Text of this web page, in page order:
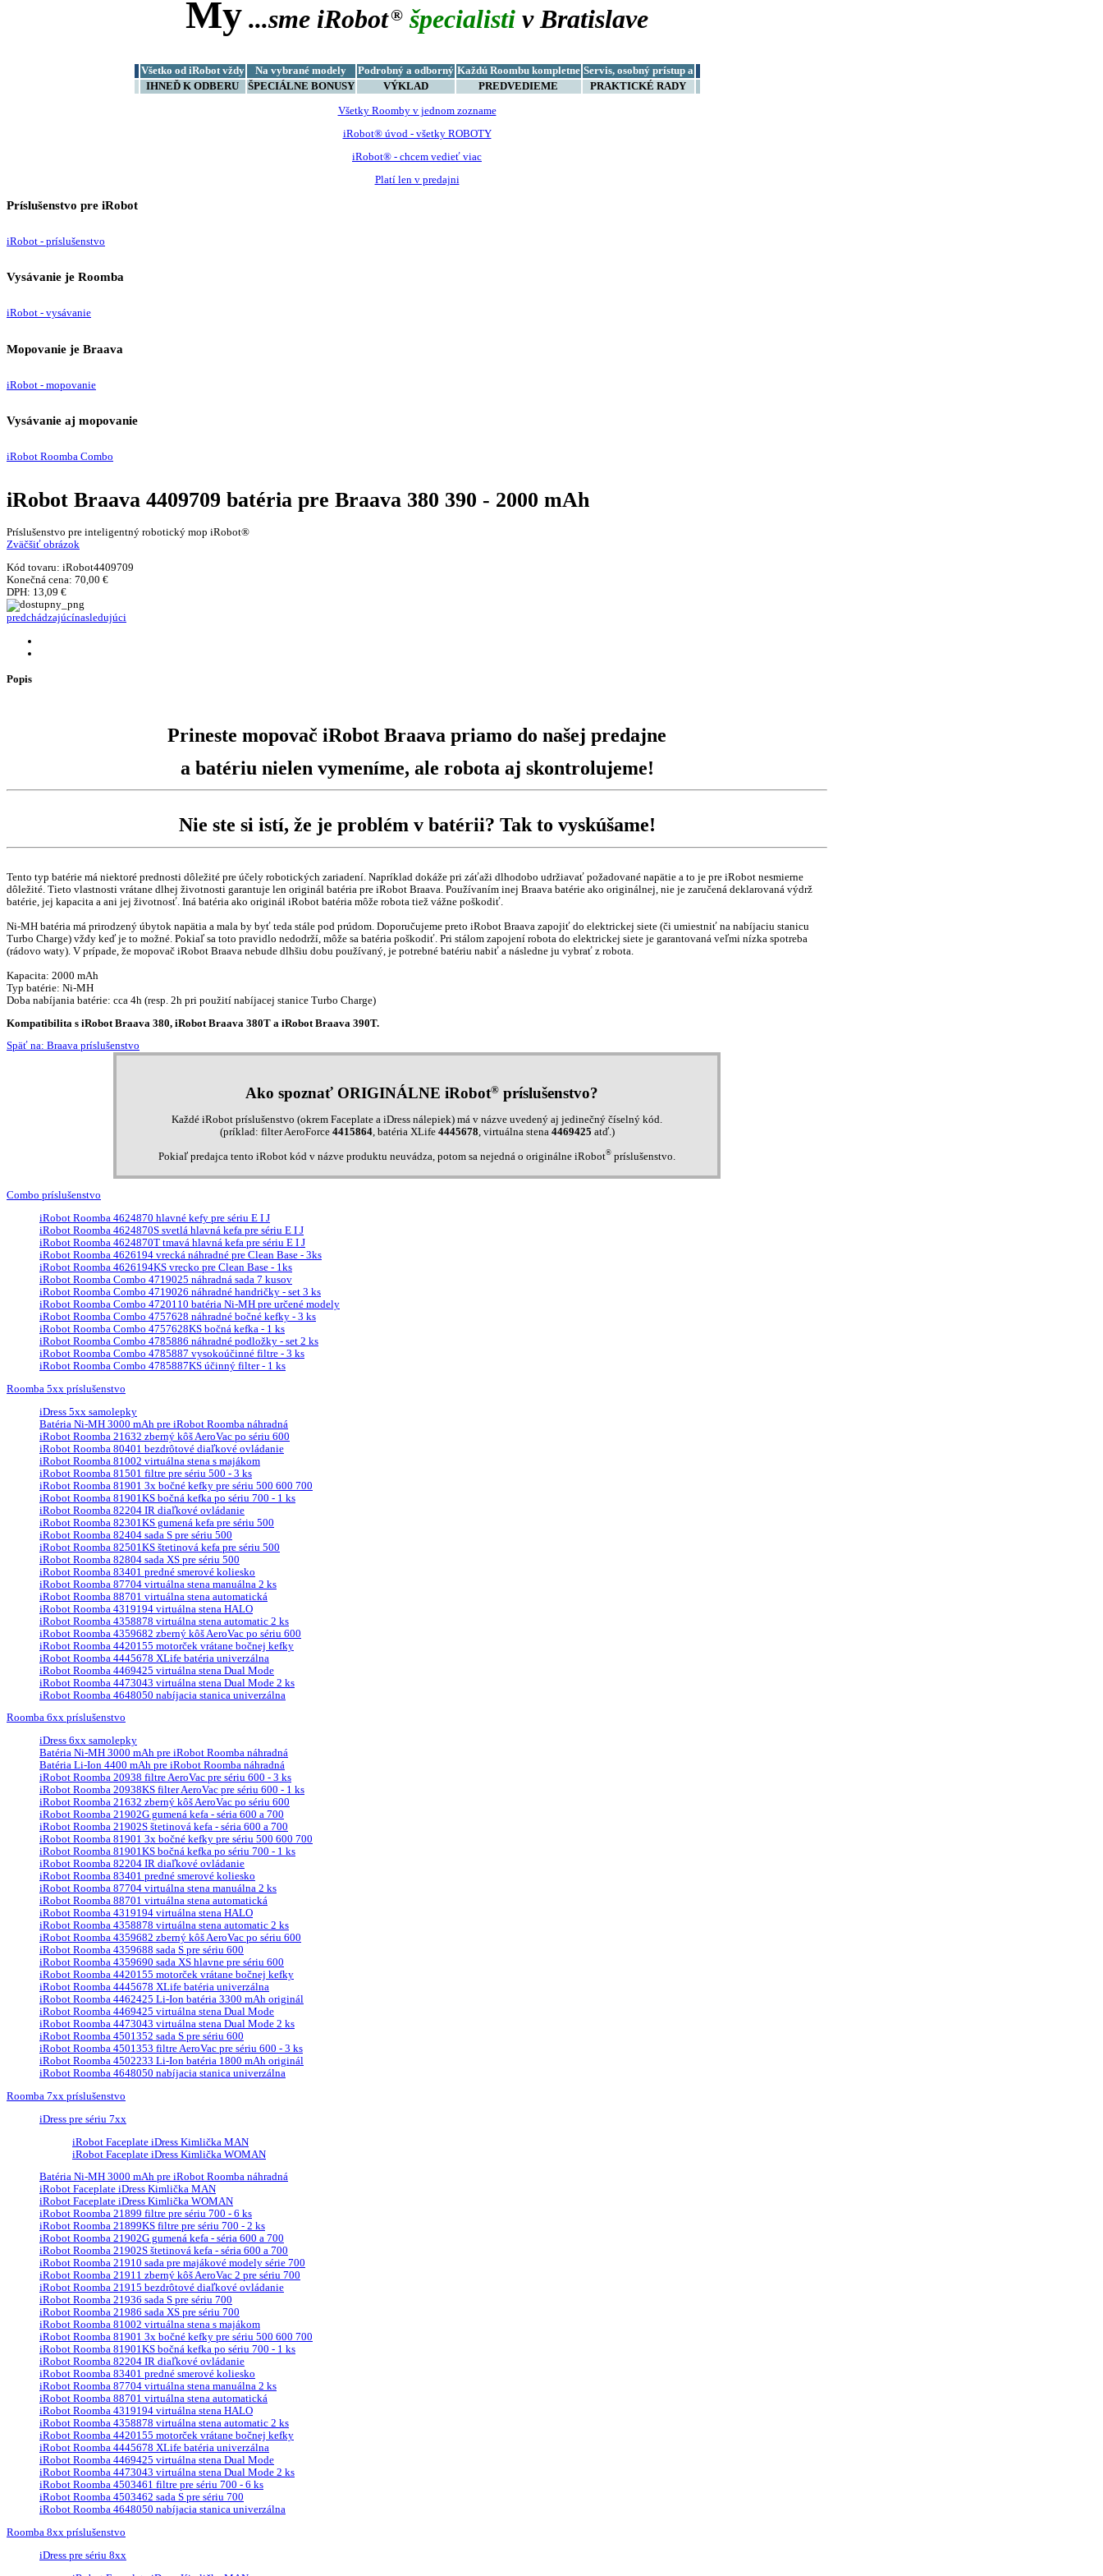
My ...sme iRobot® špecialisti v Bratislave
Všetko od iRobot vždy Na vybrané modely Podrobný a odborný Každú Roombu kompletne Servis, osobný prístup a
IHNEĎ K ODBERU
ŠPECIÁLNE BONUSY VÝKLAD PREDVEDIEME PRAKTICKÉ RADY
Všetky Roomby v jednom zozname
iRobot® úvod - všetky ROBOTY
iRobot® - chcem vedieť viac
Platí len v predajni
Príslušenstvo pre iRobot
iRobot - príslušenstvo
Vysávanie je Roomba
iRobot - vysávanie
Mopovanie je Braava
iRobot - mopovanie
Vysávanie aj mopovanie
iRobot Roomba Combo
iRobot Braava 4409709 batéria pre Braava 380 390 - 2000 mAh
Príslušenstvo pre inteligentný robotický mop iRobot®
Zväčšiť obrázok
Kód tovaru: iRobot4409709
Konečná cena: 70,00 €
DPH: 13,09 €
predchádzajúcínasledujúci
Popis
Prineste mopovač iRobot Braava priamo do našej predajne
a batériu nielen vymeníme, ale robota aj skontrolujeme!
Nie ste si istí, že je problém v batérii? Tak to vyskúšame!
Tento typ batérie má niektoré prednosti dôležité pre účely robotických zariadení. Napríklad dokáže pri záťaži dlhodobo udržiavať požadované napätie a to je pre iRobot nesmierne
dôležité. Tieto vlastnosti vrátane dlhej životnosti garantuje len originál batéria pre iRobot Braava. Používaním inej Braava batérie ako originálnej, nie je zaručená deklarovaná výdrž
batérie, jej kapacita a ani jej životnosť. Iná batéria ako originál iRobot batéria môže robota tiež vážne poškodiť.
Ni-MH batéria má prirodzený úbytok napätia a mala by byť teda stále pod prúdom. Doporučujeme preto iRobot Braava zapojiť do elektrickej siete (či umiestniť na nabíjaciu stanicu
Turbo Charge) vždy keď je to možné. Pokiaľ sa toto pravidlo nedodrží, môže sa batéria poškodiť. Pri stálom zapojení robota do elektrickej siete je garantovaná veľmi nízka spotreba
(rádovo waty). V prípade, že mopovač iRobot Braava nebude dlhšiu dobu používaný, je potrebné batériu nabiť a následne ju vybrať z robota.
Kapacita: 2000 mAh
Typ batérie: Ni-MH
Doba nabíjania batérie: cca 4h (resp. 2h pri použití nabíjacej stanice Turbo Charge)
Kompatibilita s iRobot Braava 380, iRobot Braava 380T a iRobot Braava 390T.
Späť na: Braava príslušenstvo
Ako spoznať ORIGINÁLNE iRobot® príslušenstvo?
Každé iRobot príslušenstvo (okrem Faceplate a iDress nálepiek) má v názve uvedený aj jedinečný číselný kód.
(príklad: filter AeroForce 4415864, batéria XLife4445678, virtuálna stena 4469425 atď.)
Pokiaľ predajca tento iRobot kód v názve produktu neuvádza, potom sa nejedná o originálne iRobot® príslušenstvo.
Combo príslušenstvo
iRobot Roomba 4624870 hlavné kefy pre sériu E I J
iRobot Roomba 4624870S svetlá hlavná kefa pre sériu E I J
iRobot Roomba 4624870T tmavá hlavná kefa pre sériu E I J
iRobot Roomba 4626194 vrecká náhradné pre Clean Base - 3ks
iRobot Roomba 4626194KS vrecko pre Clean Base - 1ks
iRobot Roomba Combo 4719025 náhradná sada 7 kusov
iRobot Roomba Combo 4719026 náhradné handričky - set 3 ks
iRobot Roomba Combo 4720110 batéria Ni-MH pre určené modely
iRobot Roomba Combo 4757628 náhradné bočné kefky - 3 ks
iRobot Roomba Combo 4757628KS bočná kefka - 1 ks
iRobot Roomba Combo 4785886 náhradné podložky - set 2 ks
iRobot Roomba Combo 4785887 vysokoúčinné filtre - 3 ks
iRobot Roomba Combo 4785887KS účinný filter - 1 ks
Roomba 5xx príslušenstvo
iDress 5xx samolepky
Batéria Ni-MH 3000 mAh pre iRobot Roomba náhradná
iRobot Roomba 21632 zberný kôš AeroVac po sériu 600
iRobot Roomba 80401 bezdrôtové diaľkové ovládanie
iRobot Roomba 81002 virtuálna stena s majákom
iRobot Roomba 81501 filtre pre sériu 500 - 3 ks
iRobot Roomba 81901 3x bočné kefky pre sériu 500 600 700
iRobot Roomba 81901KS bočná kefka po sériu 700 - 1 ks
iRobot Roomba 82204 IR diaľkové ovládanie
iRobot Roomba 82301KS gumená kefa pre sériu 500
iRobot Roomba 82404 sada S pre sériu 500
iRobot Roomba 82501KS štetinová kefa pre sériu 500
iRobot Roomba 82804 sada XS pre sériu 500
iRobot Roomba 83401 predné smerové koliesko
iRobot Roomba 87704 virtuálna stena manuálna 2 ks
iRobot Roomba 88701 virtuálna stena automatická
iRobot Roomba 4319194 virtuálna stena HALO
iRobot Roomba 4358878 virtuálna stena automatic 2 ks
iRobot Roomba 4359682 zberný kôš AeroVac po sériu 600
iRobot Roomba 4420155 motorček vrátane bočnej kefky
iRobot Roomba 4445678 XLife batéria univerzálna
iRobot Roomba 4469425 virtuálna stena Dual Mode
iRobot Roomba 4473043 virtuálna stena Dual Mode 2 ks
iRobot Roomba 4648050 nabíjacia stanica univerzálna
Roomba 6xx príslušenstvo
iDress 6xx samolepky
Batéria Ni-MH 3000 mAh pre iRobot Roomba náhradná
Batéria Li-Ion 4400 mAh pre iRobot Roomba náhradná
iRobot Roomba 20938 filtre AeroVac pre sériu 600 - 3 ks
iRobot Roomba 20938KS filter AeroVac pre sériu 600 - 1 ks
iRobot Roomba 21632 zberný kôš AeroVac po sériu 600
iRobot Roomba 21902G gumená kefa - séria 600 a 700
iRobot Roomba 21902S štetinová kefa - séria 600 a 700
iRobot Roomba 81901 3x bočné kefky pre sériu 500 600 700
iRobot Roomba 81901KS bočná kefka po sériu 700 - 1 ks
iRobot Roomba 82204 IR diaľkové ovládanie
iRobot Roomba 83401 predné smerové koliesko
iRobot Roomba 87704 virtuálna stena manuálna 2 ks
iRobot Roomba 88701 virtuálna stena automatická
iRobot Roomba 4319194 virtuálna stena HALO
iRobot Roomba 4358878 virtuálna stena automatic 2 ks
iRobot Roomba 4359682 zberný kôš AeroVac po sériu 600
iRobot Roomba 4359688 sada S pre sériu 600
iRobot Roomba 4359690 sada XS hlavne pre sériu 600
iRobot Roomba 4420155 motorček vrátane bočnej kefky
iRobot Roomba 4445678 XLife batéria univerzálna
iRobot Roomba 4462425 Li-Ion batéria 3300 mAh originál
iRobot Roomba 4469425 virtuálna stena Dual Mode
iRobot Roomba 4473043 virtuálna stena Dual Mode 2 ks
iRobot Roomba 4501352 sada S pre sériu 600
iRobot Roomba 4501353 filtre AeroVac pre sériu 600 - 3 ks
iRobot Roomba 4502233 Li-Ion batéria 1800 mAh originál
iRobot Roomba 4648050 nabíjacia stanica univerzálna
Roomba 7xx príslušenstvo
iDress pre sériu 7xx
iRobot Faceplate iDress Kimlička MAN
iRobot Faceplate iDress Kimlička WOMAN
Batéria Ni-MH 3000 mAh pre iRobot Roomba náhradná
iRobot Faceplate iDress Kimlička MAN
iRobot Faceplate iDress Kimlička WOMAN
iRobot Roomba 21899 filtre pre sériu 700 - 6 ks
iRobot Roomba 21899KS filtre pre sériu 700 - 2 ks
iRobot Roomba 21902G gumená kefa - séria 600 a 700
iRobot Roomba 21902S štetinová kefa - séria 600 a 700
iRobot Roomba 21910 sada pre majákové modely série 700
iRobot Roomba 21911 zberný kôš AeroVac 2 pre sériu 700
iRobot Roomba 21915 bezdrôtové diaľkové ovládanie
iRobot Roomba 21936 sada S pre sériu 700
iRobot Roomba 21986 sada XS pre sériu 700
iRobot Roomba 81002 virtuálna stena s majákom
iRobot Roomba 81901 3x bočné kefky pre sériu 500 600 700
iRobot Roomba 81901KS bočná kefka po sériu 700 - 1 ks
iRobot Roomba 82204 IR diaľkové ovládanie
iRobot Roomba 83401 predné smerové koliesko
iRobot Roomba 87704 virtuálna stena manuálna 2 ks
iRobot Roomba 88701 virtuálna stena automatická
iRobot Roomba 4319194 virtuálna stena HALO
iRobot Roomba 4358878 virtuálna stena automatic 2 ks
iRobot Roomba 4420155 motorček vrátane bočnej kefky
iRobot Roomba 4445678 XLife batéria univerzálna
iRobot Roomba 4469425 virtuálna stena Dual Mode
iRobot Roomba 4473043 virtuálna stena Dual Mode 2 ks
iRobot Roomba 4503461 filtre pre sériu 700 - 6 ks
iRobot Roomba 4503462 sada S pre sériu 700
iRobot Roomba 4648050 nabíjacia stanica univerzálna
Roomba 8xx príslušenstvo
iDress pre sériu 8xx